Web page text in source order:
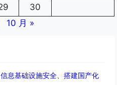
30
10 月 »
息基础设施安全、搭建国产化